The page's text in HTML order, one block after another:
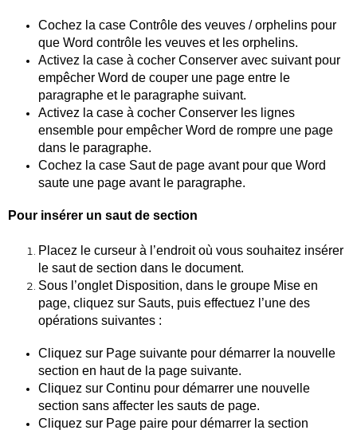
Cochez la case Contrôle des veuves / orphelins pour
que Word contrôle les veuves et les orphelins.
Activez la case à cocher Conserver avec suivant pour
empêcher Word de couper une page entre le
paragraphe et le paragraphe suivant.
Activez la case à cocher Conserver les lignes
ensemble pour empêcher Word de rompre une page
dans le paragraphe.
Cochez la case Saut de page avant pour que Word
saute une page avant le paragraphe.
Pour insérer un saut de section
Placez le curseur à l’endroit où vous souhaitez insérer
le saut de section dans le document.
Sous l’onglet Disposition, dans le groupe Mise en
page, cliquez sur Sauts, puis effectuez l’une des
opérations suivantes :
Cliquez sur Page suivante pour démarrer la nouvelle
section en haut de la page suivante.
Cliquez sur Continu pour démarrer une nouvelle
section sans affecter les sauts de page.
Cliquez sur Page paire pour démarrer la section